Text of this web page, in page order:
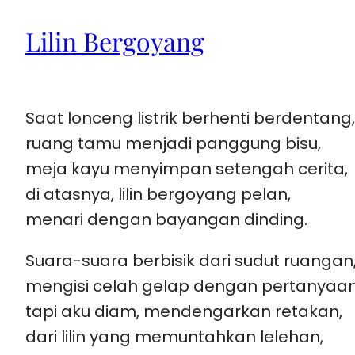
Lilin Bergoyang
Saat lonceng listrik berhenti berdentang,
ruang tamu menjadi panggung bisu,
meja kayu menyimpan setengah cerita,
di atasnya, lilin bergoyang pelan,
menari dengan bayangan dinding.
Suara-suara berbisik dari sudut
mengisi celah gelap dengan
tapi aku diam, mendengarkan retakan,
dari lilin yang memuntahkan lelehan,